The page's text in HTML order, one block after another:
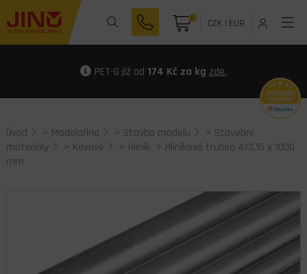
0 CZK| EUR
PET-G již od 174 Kč za kg zde.
Úvod > Modelařina > Stavba modelu > Stavební
materiály
> Kovové > Hliník > Hliníková trubka 4/3,15 x 1000
mm